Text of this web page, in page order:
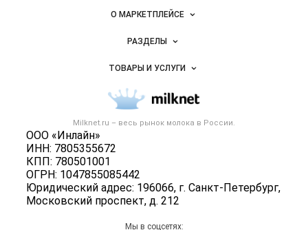
Milknet.ru
Важные разделы и контакты
Milknet.ru – весь рынок молока в России.
ООО «Инлайн»
ИНН: 7805355672
КПП: 780501001
ОГРН: 1047855085442
Юридический адрес: 196066, г. Санкт-Петербург,
Московский проспект, д. 212
Навигация по сайтуО МАРКЕТПЛЕЙСЕ
Новости Milknet.ru
Размещение рекламы
Публичная оферта
Контактная информация
Политика обработки персональных данных
РАЗДЕЛЫ
Объявления
Новости рынка
ТОВАРЫ И УСЛУГИ
Молочная продукция
Вторичное сырье
Оборудование
Карта объявлений
Мы в соцсетях: